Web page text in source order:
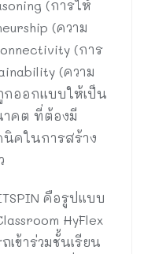
(การให้
(ความ
(การ
(ความ
กออกแบบให้เป็น
าคต ที่ต้องมี
นิคในการสร้าง
คือรูปแบบ
HyFlex
เข้าร่วมชั้นเรียน